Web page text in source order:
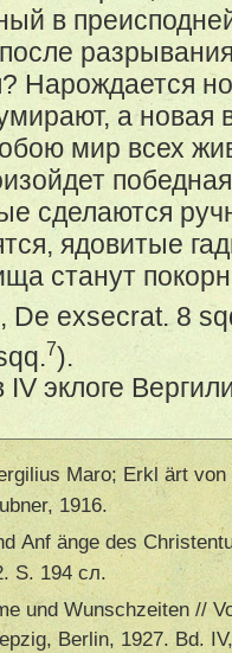
в
Нарождается
а новая
мир всех
сделаются
ядовитые
станут
De exsecrat. 8
7).
эклоге
Maro; Erklärt von
1916.
Anfänge des
S. 194 сл.
und Wunschzeiten //
Berlin, 1927. Bd.